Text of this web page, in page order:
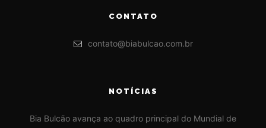
CONTATO
contato@biabulcao.com.br
NOTÍCIAS
Bia Bulcão avança ao quadro principal do Mundial de